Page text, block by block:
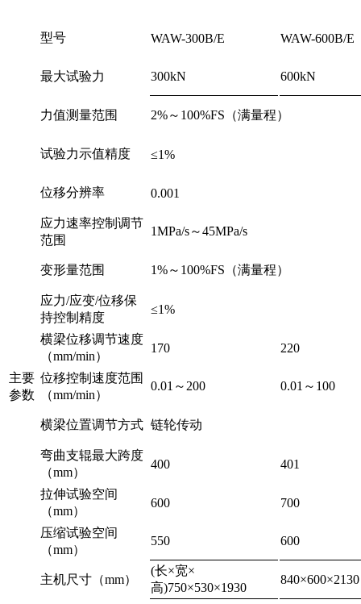
主要
参数
型号 WAW-300B/E WAW-600B/E
最大试验力 300kN 600kN
力值测量范围 2%～100%FS（满量程）
试验力示值精度 ≤1%
位移分辨率 0.001
应力速率控制调节
范围
1MPa/s～45MPa/s
变形量范围 1%～100%FS（满量程）
应力/应变/位移保
持控制精度
≤1%
横梁位移调节速度
（mm/min）
170 220
位移控制速度范围
（mm/min）
0.01～200 0.01～100
横梁位置调节方式 链轮传动
弯曲支辊最大跨度
（mm）
400 401
拉伸试验空间
（mm）
600 700
压缩试验空间
（mm）
550 600
主机尺寸（mm）
(长×宽×
高)750×530×1930
840×600×2130